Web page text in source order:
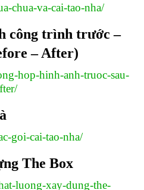
chua-va-cai-tao-nha/
công trình trước –
– After)
hop-hinh-anh-truoc-sau-
goi-cai-tao-nha/
The Box
luong-xay-dung-the-